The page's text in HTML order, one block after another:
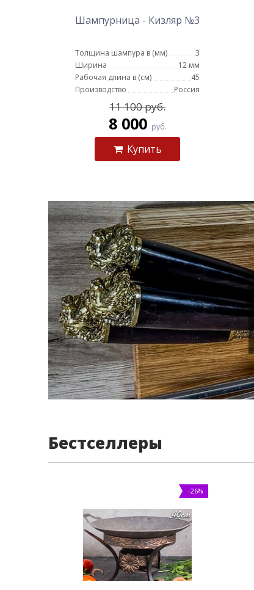
Шампурница - Кизляр №3
Толщина шампура в (мм)
3
Ширина
12 мм
Рабочая длина в (см)
45
Производство
Россия
11 100 руб.
8 000 руб.
Купить
Бестселлеры
-26%